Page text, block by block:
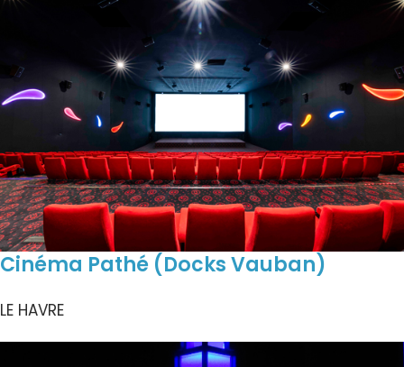
Cinéma Pathé (Docks Vauban)
LE HAVRE